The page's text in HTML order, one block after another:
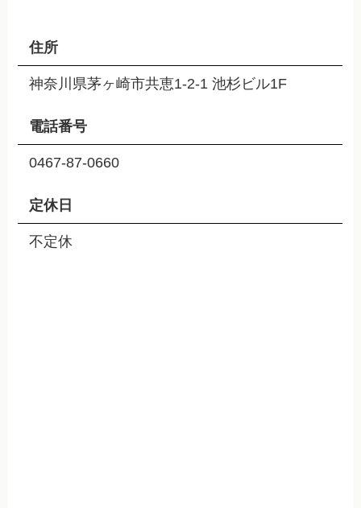
住所
神奈川県茅ヶ崎市共恵1-2-1 池杉ビル1F
電話番号
0467-87-0660
定休日
不定休